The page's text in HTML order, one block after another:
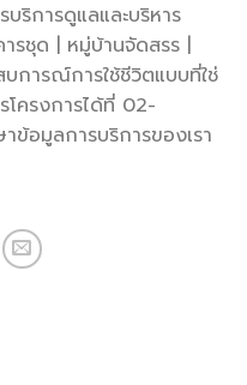
บริการดูแลและบริหาร
รชุด | หมู่บ้านจัดสรร |
การณ์การใช้ชีวิตแบบที่ใช่
โครงการได้ที่ 02-
ข้อมูลการบริการของเรา